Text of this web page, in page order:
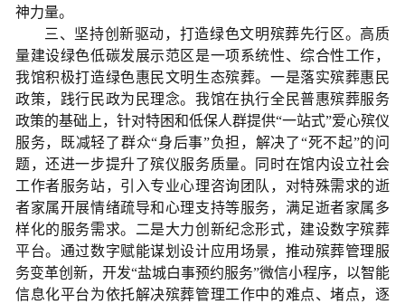
神力量。
三、坚持创新驱动，打造绿色文明殡葬先行区。高质
量建设绿色低碳发展示范区是一项系统性、综合性工作，
我馆积极打造绿色惠民文明生态殡葬。一是落实殡葬惠民
政策，践行民政为民理念。我馆在执行全民普惠殡葬服务
政策的基础上，针对特困和低保人群提供“一站式”爱心殡仪
服务，既减轻了群众“身后事”负担，解决了“死不起”的问
题，还进一步提升了殡仪服务质量。同时在馆内设立社会
工作者服务站，引入专业心理咨询团队，对特殊需求的逝
者家属开展情绪疏导和心理支持等服务，满足逝者家属多
样化的服务需求。二是大力创新纪念形式，建设数字殡葬
平台。通过数字赋能谋划设计应用场景，推动殡葬管理服
务变革创新，开发“盐城白事预约服务”微信小程序，以智能
信息化平台为依托解决殡葬管理工作中的难点、堵点，逐